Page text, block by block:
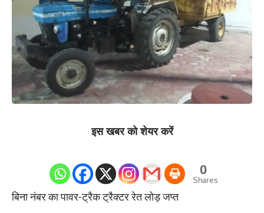
इस खबर को शेयर करें
0
Shares
बिना नंबर का पावर-ट्रैक ट्रैक्टर रेत लोड़ जप्त